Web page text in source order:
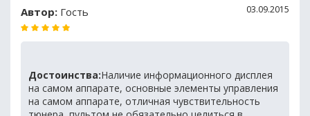
Автор: Гость 03.09.2015
Достоинства:Наличие информационного дисплея
на самом аппарате, основные элементы управления
на самом аппарате, отличная чувствительность